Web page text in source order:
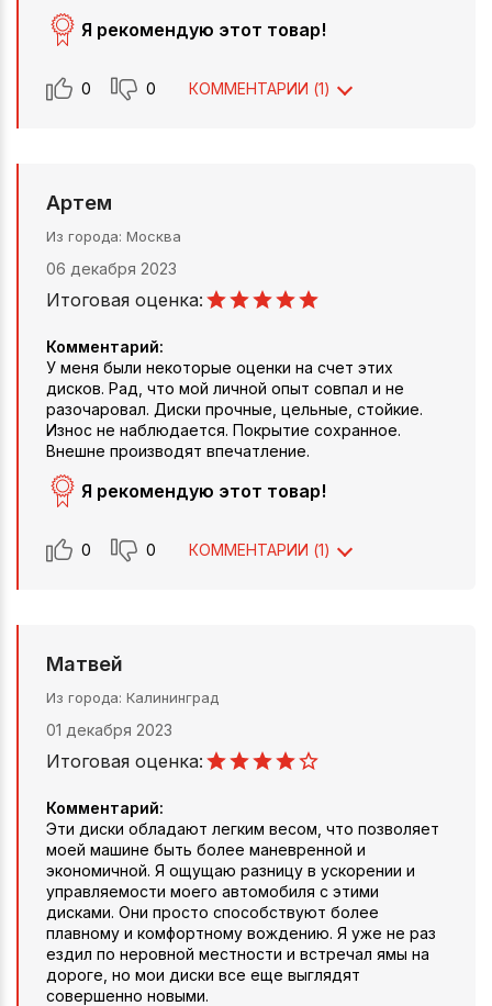
Я рекомендую этот товар!
0 0 КОММЕНТАРИИ (1)
Артем
Из города Москва
06 декабря 2023
Итоговая оценка:
Комментарий:
У меня были некоторые оценки на счет этих
дисков. Рад, что мой личной опыт совпал и не
разочаровал. Диски прочные, цельные, стойкие.
Износ не наблюдается. Покрытие сохранное.
Внешне производят впечатление.
Я рекомендую этот товар!
0 0 КОММЕНТАРИИ (1)
Матвей
Из города Калининград
01 декабря 2023
Итоговая оценка:
Комментарий:
Эти диски обладают легким весом, что позволяет
моей машине быть более маневренной и
экономичной. Я ощущаю разницу в ускорении и
управляемости моего автомобиля с этими
дисками. Они просто способствуют более
плавному и комфортному вождению. Я уже не раз
ездил по неровной местности и встречал ямы на
дороге, но мои диски все еще выглядят
совершенно новыми.